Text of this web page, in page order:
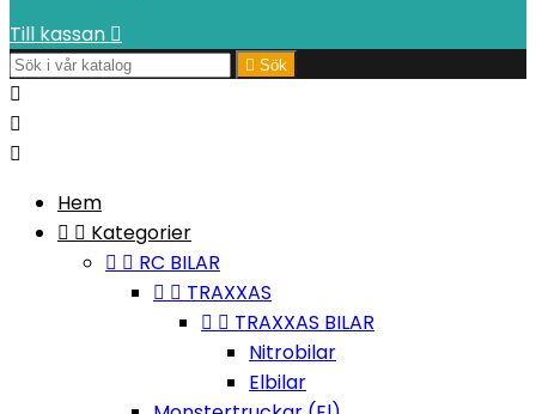
Till kassan 
 Sök



Hem
  Kategorier
  RC BILAR
  TRAXXAS
  TRAXXAS BILAR
Nitrobilar
Elbilar